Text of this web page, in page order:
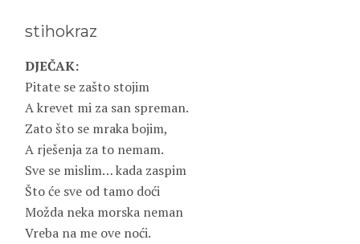
stihokraz
DJEČAK:
Pitate se zašto stojim
A krevet mi za san spreman.
Zato što se mraka bojim,
A rješenja za to nemam.
Sve se mislim… kada zaspim
Što će sve od tamo doći
Možda neka morska neman
Vreba na me ove noći.